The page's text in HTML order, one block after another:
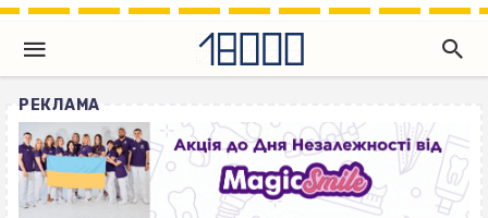
РЕКЛАМА